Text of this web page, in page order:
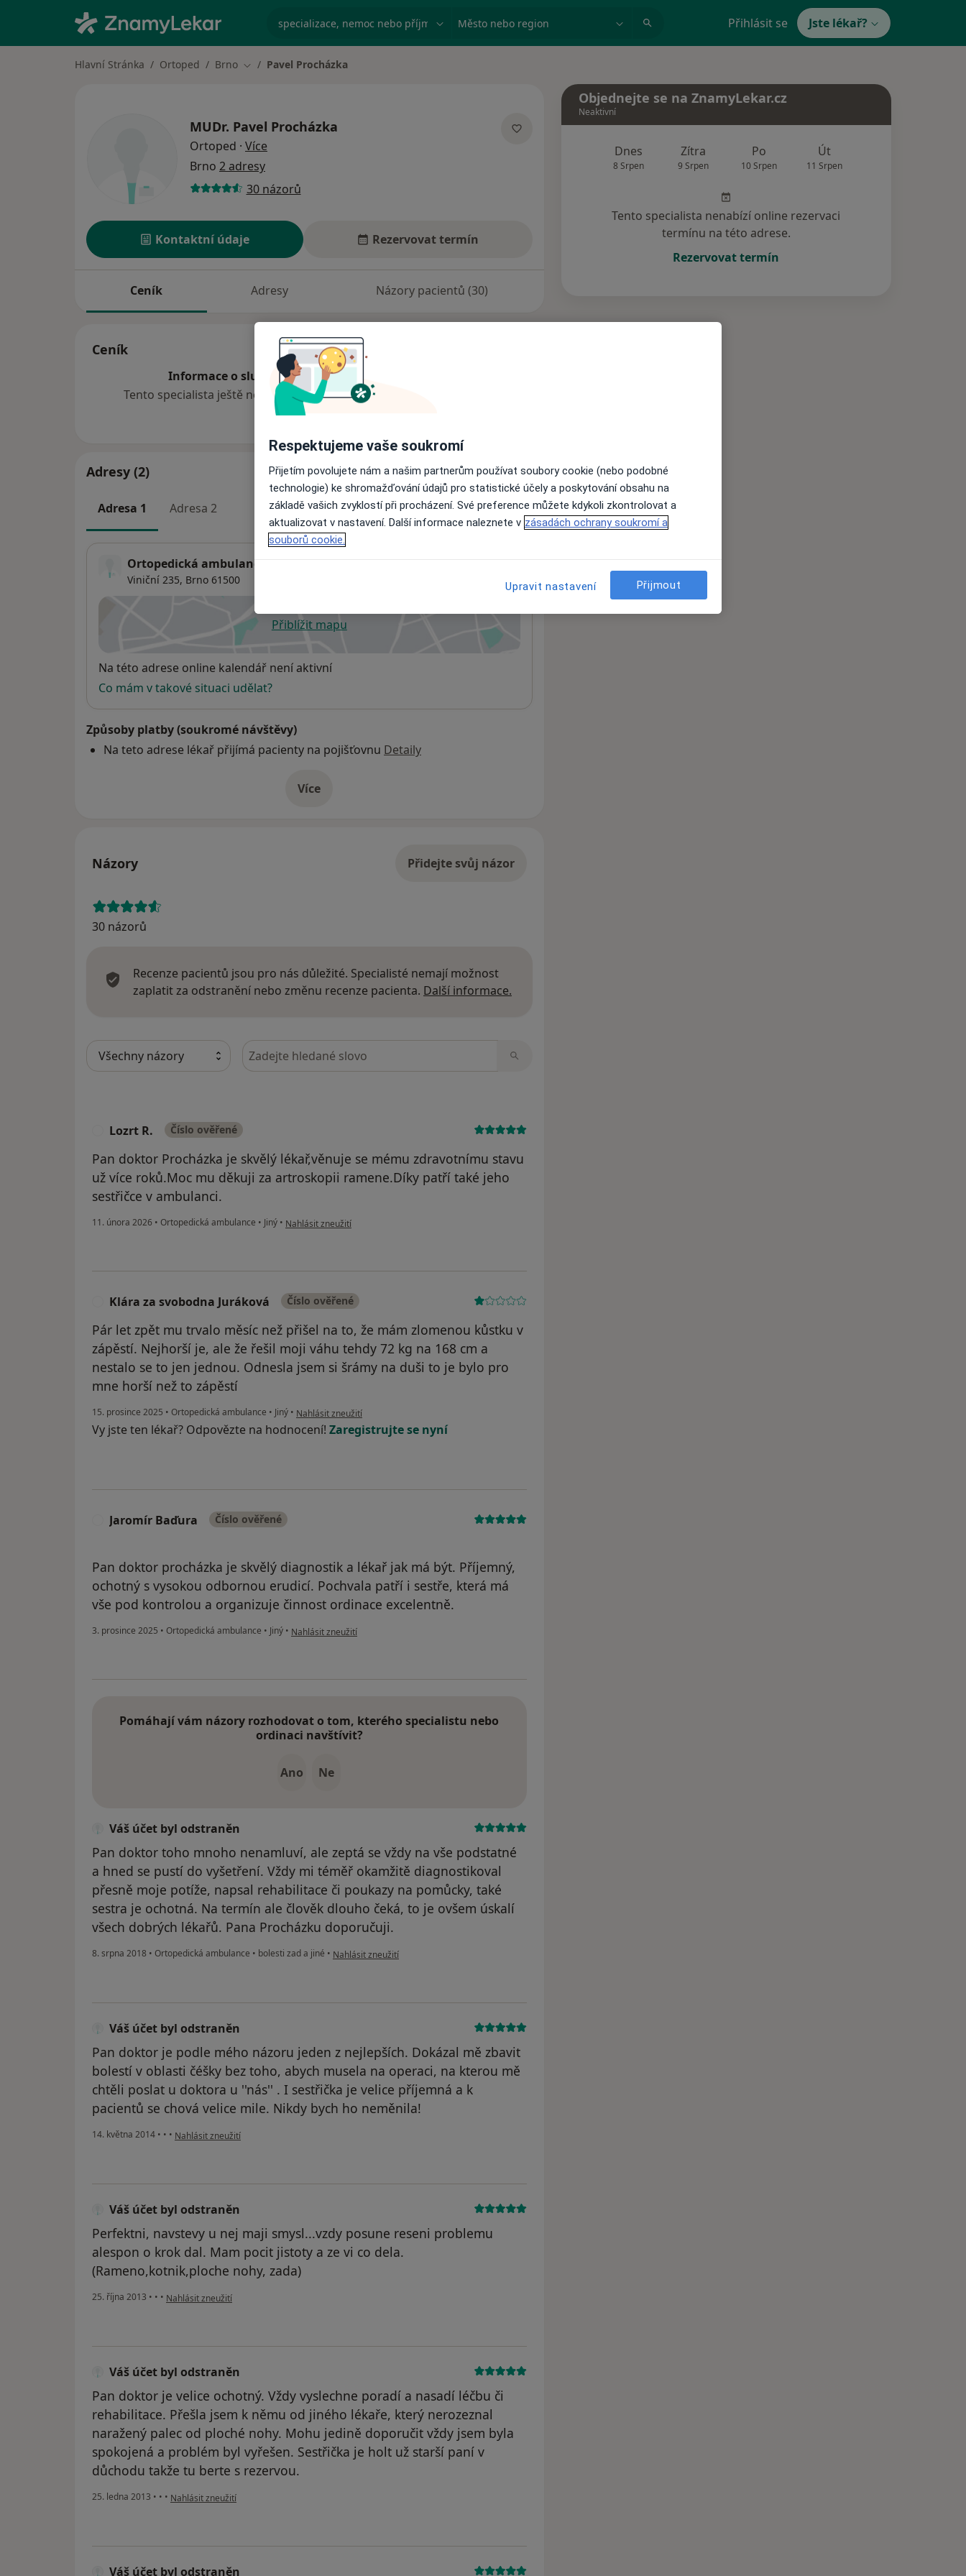
specializace, nemoc nebo příjmení Město nebo region Přihlásit se Jste lékař?
Hlavní Stránka Ortoped Brno Změna města
Pavel Procházka
MUDr. Pavel Procházka
Ortoped · Více
Brno 2 adresy
30 názorů
Kontaktní údaje Rezervovat termín
Ceník Adresy Názory pacientů (30)
Ceník
Informace o službách a cenách nejsou k dispozici
Tento specialista ještě nepřidával žádné informace o svých službách.
Adresy (2)
Adresa 1 Adresa 2
Ortopedická ambulance
Viniční 235, Brno 61500
Přiblížit mapuse otevře v nové záložce
Dostupnost
Na této adrese online kalendář není aktivní
Co mám v takové situaci udělat?
Způsoby platby (soukromé návštěvy)
Na teto adrese lékař přijímá pacienty na pojišťovnu Detaily
Víceo adrese
Názory Přidejte svůj názor
30 názorů
Recenze pacientů jsou pro nás důležité. Specialisté nemají možnost
zaplatit za odstranění nebo změnu recenze pacienta. Další informace.
Hledejte v názorech
Lozrt R. Číslo ověřené
Pan doktor Procházka je skvělý lékař,věnuje se mému zdravotnímu stavu
už více roků.Moc mu děkuji za artroskopii ramene.Díky patří také jeho
sestřičce v ambulanci.
11. února 2026 • Ortopedická ambulance • Jiný • podle názoru uživatele Lozrt R.
Nahlásit zneužití
Klára za svobodna Juráková Číslo ověřené
Pár let zpět mu trvalo měsíc než přišel na to, že mám zlomenou kůstku v
zápěstí. Nejhorší je, ale že řešil moji váhu tehdy 72 kg na 168 cm a
nestalo se to jen jednou. Odnesla jsem si šrámy na duši to je bylo pro
mne horší než to zápěstí
15. prosince 2025 • Ortopedická ambulance • Jiný • podle názoru uživatele Klára za svobodna Juráková
Nahlásit zneužití
Vy jste ten lékař? Odpovězte na hodnocení! Zaregistrujte se nyní
Jaromír Baďura Číslo ověřené
Pan doktor procházka je skvělý diagnostik a lékař jak má být. Příjemný,
ochotný s vysokou odbornou erudicí. Pochvala patří i sestře, která má
vše pod kontrolou a organizuje činnost ordinace excelentně.
3. prosince 2025 • Ortopedická ambulance • Jiný • podle názoru uživatele Jaromír Baďura
Nahlásit zneužití
Pomáhají vám názory rozhodovat o tom, kterého specialistu nebo
ordinaci navštívit?
Ano Ne
Váš účet byl odstraněn
Pan doktor toho mnoho nenamluví, ale zeptá se vždy na vše podstatné
a hned se pustí do vyšetření. Vždy mi téměř okamžitě diagnostikoval
přesně moje potíže, napsal rehabilitace či poukazy na pomůcky, také
sestra je ochotná. Na termín ale člověk dlouho čeká, to je ovšem úskalí
všech dobrých lékařů. Pana Procházku doporučuji.
8. srpna 2018 • Ortopedická ambulance • bolesti zad a jiné • podle názoru uživatele Váš účet byl odstraněn
Nahlásit zneužití
Váš účet byl odstraněn
Pan doktor je podle mého názoru jeden z nejlepších. Dokázal mě zbavit
bolestí v oblasti čéšky bez toho, abych musela na operaci, na kterou mě
chtěli poslat u doktora u ''nás'' . I sestřička je velice příjemná a k
pacientů se chová velice mile. Nikdy bych ho neměnila!
14. května 2014 • • • podle názoru uživatele Váš účet byl odstraněn
Nahlásit zneužití
Váš účet byl odstraněn
Perfektni, navstevy u nej maji smysl...vzdy posune reseni problemu
alespon o krok dal. Mam pocit jistoty a ze vi co dela.
(Rameno,kotnik,ploche nohy, zada)
25. října 2013 • • • podle názoru uživatele Váš účet byl odstraněn
Nahlásit zneužití
Váš účet byl odstraněn
Pan doktor je velice ochotný. Vždy vyslechne poradí a nasadí léčbu či
rehabilitace. Přešla jsem k němu od jiného lékaře, který nerozeznal
naražený palec od ploché nohy. Mohu jedině doporučit vždy jsem byla
spokojená a problém byl vyřešen. Sestřička je holt už starší paní v
důchodu takže tu berte s rezervou.
25. ledna 2013 • • • podle názoru uživatele Váš účet byl odstraněn
Nahlásit zneužití
Váš účet byl odstraněn
Objednejte se na ZnamyLekar.cz
Neaktivní
Dnes
8 Srpen
Zítra
9 Srpen
Po
10 Srpen
Út
11 Srpen
Tento specialista nenabízí online rezervaci
termínu na této adrese.
Rezervovat termín
Respektujeme vaše soukromí
Přijetím povolujete nám a našim partnerům používat soubory cookie (nebo podobné
technologie) ke shromažďování údajů pro statistické účely a poskytování obsahu na
základě vašich zvyklostí při procházení. Své preference můžete kdykoli zkontrolovat a
aktualizovat v nastavení. Další informace naleznete v zásadách ochrany soukromí a
souborů cookie.
Upravit nastavení Přijmout